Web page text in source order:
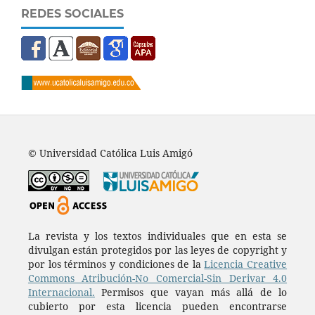
REDES SOCIALES
© Universidad Católica Luis Amigó
La revista y los textos individuales que en esta se
divulgan están protegidos por las leyes de copyright y
por los términos y condiciones de laLicencia Creative
Commons Atribución-No Comercial-Sin Derivar 4.0
Internacional. Permisos que vayan más allá de lo
cubierto por esta licencia pueden encontrarse